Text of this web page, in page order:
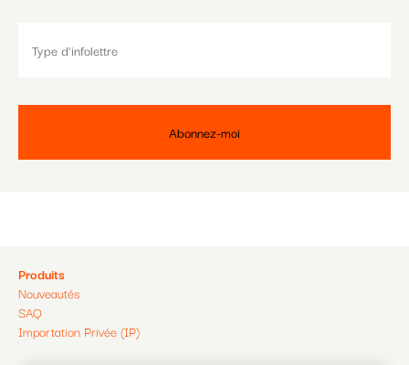
Pied
de
page
Produits
Nouveautés
SAQ
Importation Privée (IP)